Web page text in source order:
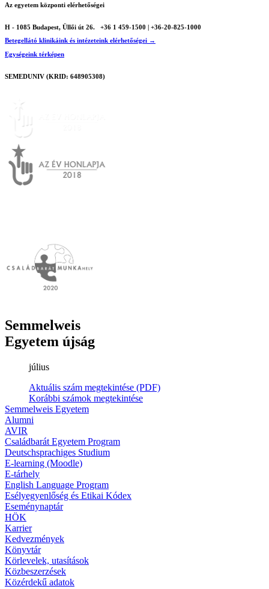
Az egyetem központi elérhetőségei
H - 1085 Budapest, Üllői út 26.
+36 1 459-1500 | +36-20-825-1000
Betegellátó klinikáink és intézeteink elérhetőségei →
Egységeink térképen
SEMEDUNIV (KRID: 648905308)
Semmelweis
Egyetem újság
július
Aktuális szám megtekintése (PDF)
Korábbi számok megtekintése
Semmelweis Egyetem
Alumni
AVIR
Családbarát Egyetem Program
Deutschsprachiges Studium
E-learning (Moodle)
E-tárhely
English Language Program
Esélyegyenlőség és Etikai Kódex
Eseménynaptár
HÖK
Karrier
Kedvezmények
Könyvtár
Körlevelek, utasítások
Közbeszerzések
Közérdekű adatok